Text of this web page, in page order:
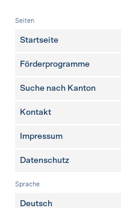
Fusszeile
Seiten
Startseite
Förderprogramme
Suche nach Kanton
weitere Seiten
Kontakt
Impressum
Datenschutz
Sprache
Deutsch